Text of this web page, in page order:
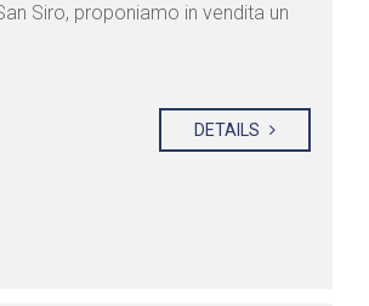
Siro, proponiamo in vendita un
DETAILS